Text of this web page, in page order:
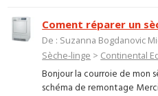
Coment réparer un
De : Suzanna Bogdanovic
Sèche-linge > Continental
Bonjour la courroie de mon
schéma de remontage